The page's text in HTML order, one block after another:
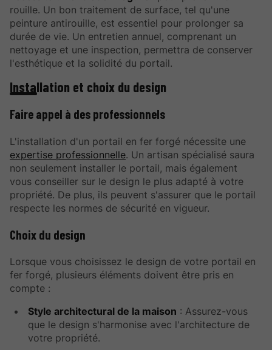
rouille. Un bon traitement de surface, tel qu'une
peinture antirouille, est essentiel pour prolonger sa
durée de vie. Un entretien annuel, comprenant un
nettoyage et une inspection, permettra de conserver
l'esthétique et la solidité du portail.
Installation et choix du design
Faire appel à des professionnels
L'installation d'un portail en fer forgé nécessite une
expertise professionnelle. Un artisan spécialisé saura
non seulement installer le portail, mais également
vous conseiller sur le design le plus adapté à votre
propriété. De plus, ils peuvent s'assurer que le portail
respecte les normes de sécurité en vigueur.
Choix du design
Lorsque vous choisissez le design de votre portail en
fer forgé, plusieurs éléments doivent être pris en
compte :
Style architectural de la maison : Assurez-vous
que le design s'harmonise avec l'architecture de
votre propriété.